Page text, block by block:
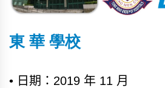
東 華 學校
• 日期：2019 年 11 月